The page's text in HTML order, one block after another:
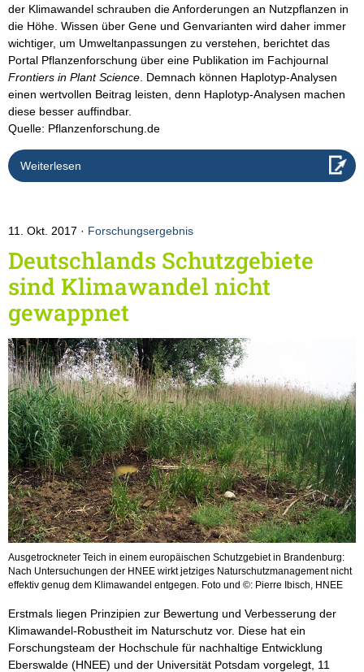
der Klimawandel schrauben die Anforderungen an Nutzpflanzen in
die Höhe. Wissen über Gene und Genvarianten wird daher immer
wichtiger, um Umweltanpassungen zu verstehen, berichtet das
Portal Pflanzenforschung über eine Publikation im Fachjournal
Frontiers in Plant Science. Demnach können Haplotyp-Analysen
einen wertvollen Beitrag leisten, denn Haplotyp-Analysen machen
diese besser auffindbar.
Quelle: Pflanzenforschung.de
Weiterlesen
11. Okt. 2017 Forschungsergebnis
Deutschlands Schutzgebiete
sind Klimawandel nicht
gewappnet
Ausgetrockneter Teich in einem europäischen Schutzgebiet in Brandenburg:
Nach Untersuchungen der HNEE wirkt jetziges Naturschutzmanagement nicht
effektiv genug dem Klimawandel entgegen. Foto und ©: Pierre Ibisch, HNEE
Erstmals liegen Prinzipien zur Bewertung und Verbesserung der
Klimawandel-Robustheit im Naturschutz vor. Diese hat ein
Forschungsteam der Hochschule für nachhaltige Entwicklung
Eberswalde (HNEE) und der Universität Potsdam vorgelegt, 11